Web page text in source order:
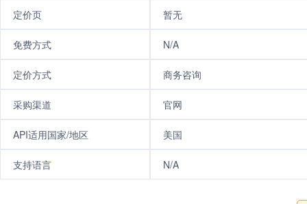
定价页 暂无
免费方式 N/A
定价方式 商务咨询
采购渠道 官网
API适用国家/地区 美国
支持语言 N/A